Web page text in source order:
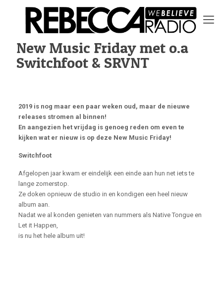
New Music Friday met o.a
Switchfoot & SRVNT
2019 is nog maar een paar weken oud, maar de nieuwe
releases stromen al binnen!
En aangezien het vrijdag is genoeg reden om even te
kijken wat er nieuw is op deze New Music Friday!
Switchfoot
Afgelopen jaar kwam er eindelijk een einde aan hun net iets te
lange zomerstop.
Ze doken opnieuw de studio in en kondigen een heel nieuw
album aan.
Nadat we al konden genieten van nummers als Native Tongue en
Let it Happen,
is nu het hele album uit!